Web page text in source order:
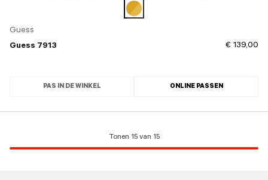
Guess
Guess 7913
€ 139,00
PAS IN DE WINKEL ONLINE PASSEN
Tonen 15 van 15